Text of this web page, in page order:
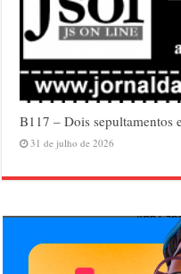
B117 – Dois sepultamentos
31 de julho de 2026